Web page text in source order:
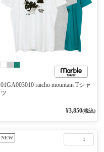
01GA003010 raicho mountain Tシャ
ツ
¥3,850(税込)
1
NEW